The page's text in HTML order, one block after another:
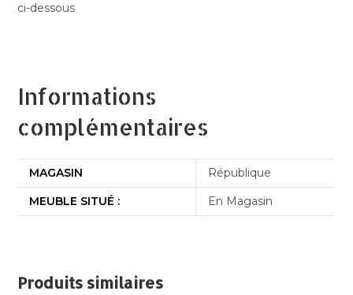
ci-dessous
Informations
complémentaires
MAGASIN
République
MEUBLE SITUÉ :
En Magasin
Produits similaires